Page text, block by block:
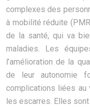
complexes des
à mobilité réduite
de la santé, qui va
maladies. Les
l’amélioration de la
de leur autonomie
complications liées
les escarres. Elles